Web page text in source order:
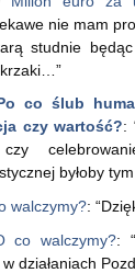
nie mam
studnie
”
co ślub
czy wartość?:
byłoby
walczymy?: “
co walczymy?: “
działaniach